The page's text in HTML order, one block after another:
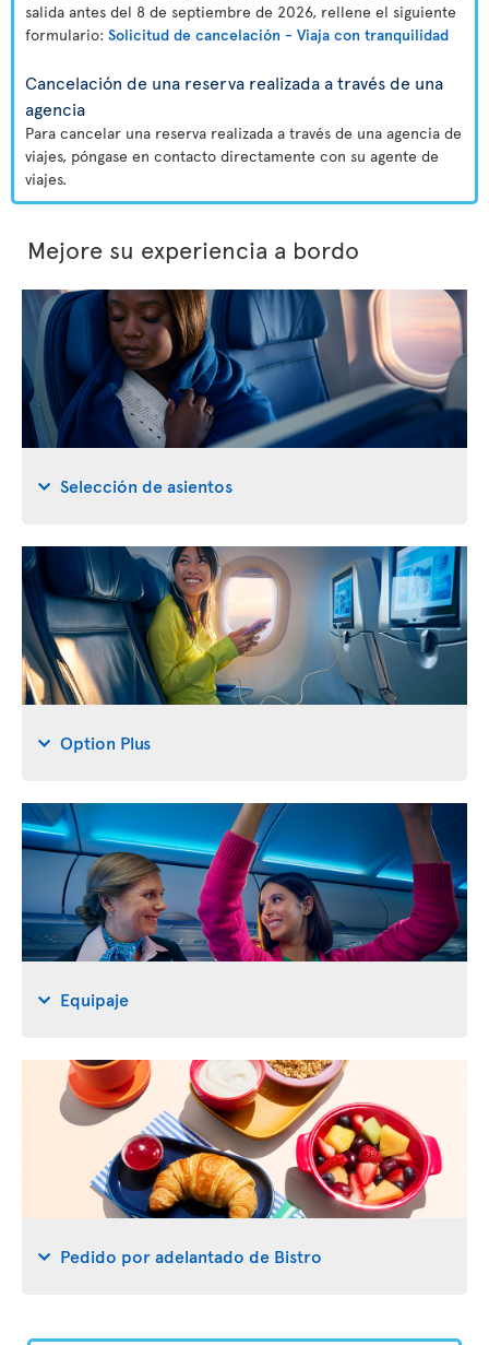
salida antes del 8 de septiembre de 2026, rellene el siguiente
formulario: Solicitud de cancelación - Viaja con tranquilidad
Cancelación de una reserva realizada a través de una
agencia
Para cancelar una reserva realizada a través de una agencia de
viajes, póngase en contacto directamente con su agente de
viajes.
Mejore su experiencia a bordo
Selección de asientos
Option Plus
Equipaje
Pedido por adelantado de Bistro